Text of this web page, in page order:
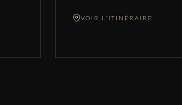
VOIR L'ITINÉRAIRE